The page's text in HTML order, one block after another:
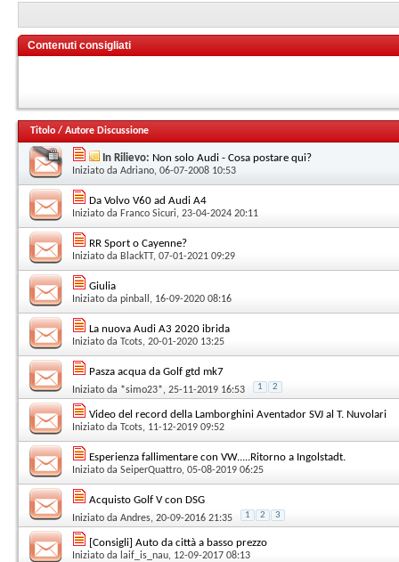
Contenuti consigliati
Titolo / Autore Discussione
In Rilievo: Non solo Audi - Cosa postare qui?
Iniziato da Adriano, 06-07-2008 10:53
Da Volvo V60 ad Audi A4
Iniziato da Franco Sicuri, 23-04-2024 20:11
RR Sport o Cayenne?
Iniziato da BlackTT, 07-01-2021 09:29
Giulia
Iniziato da pinball , 16-09-2020 08:16
La nuova Audi A3 2020 ibrida
Iniziato da Tcots, 20-01-2020 13:25
Pasza acqua da Golf gtd mk7
Iniziato da *simo23*, 25-11-2019 16:53 1 2
Video del record della Lamborghini Aventador SVJ al T. Nuvolari
Iniziato da Tcots, 11-12-2019 09:52
Esperienza fallimentare con VW.....Ritorno a Ingolstadt.
Iniziato da SeiperQuattro, 05-08-2019 06:25
Acquisto Golf V con DSG
Iniziato da Andres, 20-09-2016 21:35 1 2 3
[Consigli] Auto da città a basso prezzo
Iniziato da laif_is_nau, 12-09-2017 08:13